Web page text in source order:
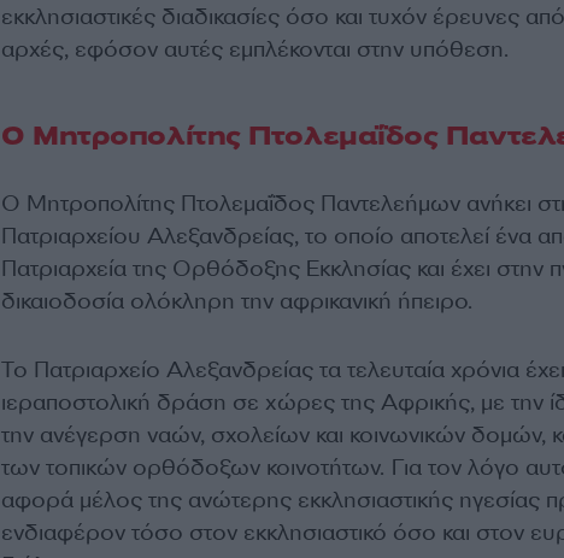
εκκλησιαστικές διαδικασίες όσο και τυχόν έρευνες
αρχές, εφόσον αυτές εμπλέκονται στην υπόθεση.
Ο Μητροπολίτης Πτολεμαΐδος
Ο Μητροπολίτης Πτολεμαΐδος Παντελεήμων ανήκει
Πατριαρχείου Αλεξανδρείας, το οποίο αποτελεί ένα
Πατριαρχεία της Ορθόδοξης Εκκλησίας και έχει στην
δικαιοδοσία ολόκληρη την αφρικανική ήπειρο.
Το Πατριαρχείο Αλεξανδρείας τα τελευταία χρόνια
ιεραποστολική δράση σε χώρες της Αφρικής, με την
την ανέγερση ναών, σχολείων και κοινωνικών δομών,
των τοπικών ορθόδοξων κοινοτήτων. Για τον λόγο
αφορά μέλος της ανώτερης εκκλησιαστικής ηγεσίας
ενδιαφέρον τόσο στον εκκλησιαστικό όσο και στον